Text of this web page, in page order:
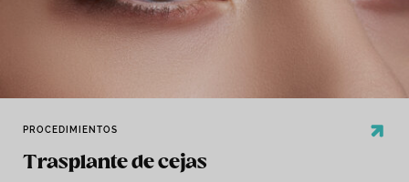
PROCEDIMIENTOS
Trasplante de cejas